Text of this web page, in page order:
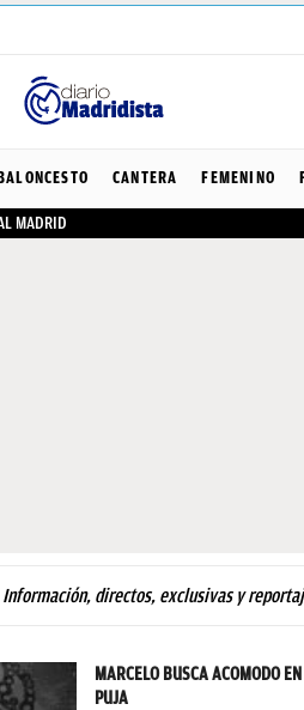
BALONCESTO CANTERA FEMENINO
MADRID
directos, exclusivas y
MARCELO BUSCA ACOMODO
PUJA